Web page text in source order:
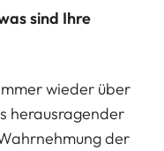
sind Ihre
wieder über
herausragender
der